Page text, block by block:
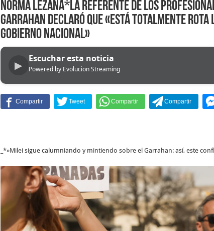
Norma Lezana*La referente de los
Garrahan declaró que «está totalmente rota
gobierno nacional»
▶
Escuchar esta noticia
Powered by Evolucion Streaming
_*»Milei sigue calumniando y mintiendo sobre el Garrahan: así, este